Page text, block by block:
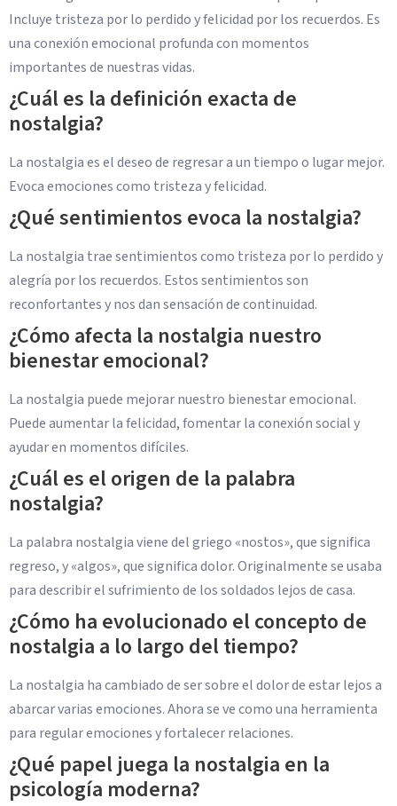
Incluye tristeza por lo perdido y felicidad por los recuerdos. Es
una conexión emocional profunda con momentos
importantes de nuestras vidas.
¿Cuál es la definición exacta de
nostalgia?
La nostalgia es el deseo de regresar a un tiempo o lugar mejor.
Evoca emociones como tristeza y felicidad.
¿Qué sentimientos evoca la nostalgia?
La nostalgia trae sentimientos como tristeza por lo perdido y
alegría por los recuerdos. Estos sentimientos son
reconfortantes y nos dan sensación de continuidad.
¿Cómo afecta la nostalgia nuestro
bienestar emocional?
La nostalgia puede mejorar nuestro bienestar emocional.
Puede aumentar la felicidad, fomentar la conexión social y
ayudar en momentos difíciles.
¿Cuál es el origen de la palabra
nostalgia?
La palabra nostalgia viene del griego «nostos», que significa
regreso, y «algos», que significa dolor. Originalmente se usaba
para describir el sufrimiento de los soldados lejos de casa.
¿Cómo ha evolucionado el concepto de
nostalgia a lo largo del tiempo?
La nostalgia ha cambiado de ser sobre el dolor de estar lejos a
abarcar varias emociones. Ahora se ve como una herramienta
para regular emociones y fortalecer relaciones.
¿Qué papel juega la nostalgia en la
psicología moderna?